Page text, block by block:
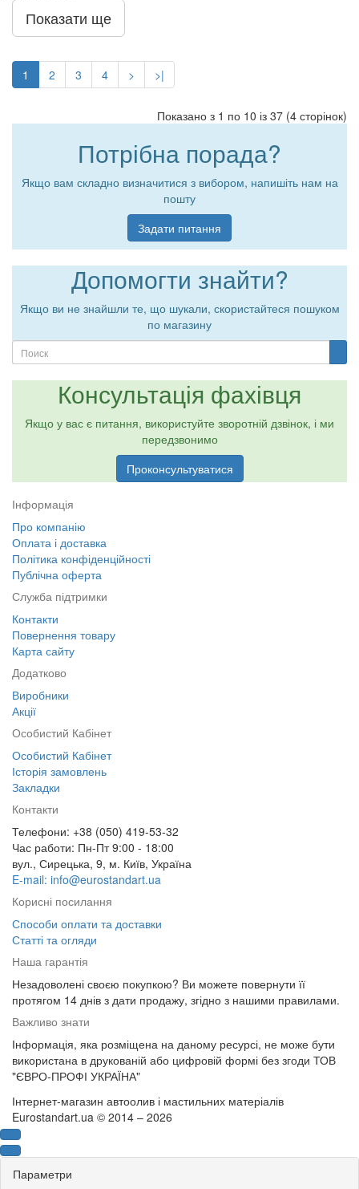
Показати ще
1 2 3 4 > >|
Показано з 1 по 10 із 37 (4 сторінок)
Потрібна порада?
Якщо вам складно визначитися з вибором, напишіть нам на
пошту
Задати питання
Допомогти знайти?
Якщо ви не знайшли те, що шукали, скористайтеся пошуком
по магазину
Консультація фахівця
Якщо у вас є питання, використуйте зворотній дзвінок, і ми
передзвонимо
Проконсультуватися
Інформація
Про компанію
Оплата і доставка
Політика конфіденційності
Публічна оферта
Служба підтримки
Контакти
Повернення товару
Карта сайту
Додатково
Виробники
Акції
Особистий Кабінет
Особистий Кабінет
Історія замовлень
Закладки
Контакти
Телефони: +38 (050) 419-53-32
Час работи: Пн-Пт 9:00 - 18:00
вул., Сирецька, 9, м. Київ, Україна
E-mail: info@eurostandart.ua
Корисні посилання
Способи оплати та доставки
Статті та огляди
Наша гарантія
Незадоволені своєю покупкою? Ви можете повернути її
протягом 14 днів з дати продажу, згідно з нашими правилами.
Важливо знати
Інформація, яка розміщена на даному ресурсі, не може бути
використана в друкованій або цифровій формі без згоди ТОВ
"ЄВРО-ПРОФІ УКРАЇНА"
Інтернет-магазин автоолив і мастильних матеріалів
Eurostandart.ua © 2014 – 2026
Параметри